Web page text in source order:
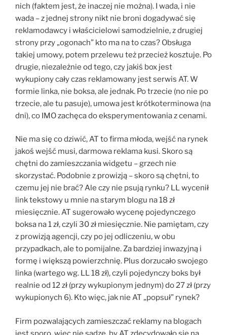
nich (faktem jest, że inaczej nie można). I wada, i nie
wada – z jednej strony nikt nie broni dogadywać się
reklamodawcy i właścicielowi samodzielnie, z drugiej
strony przy „ogonach” kto ma na to czas? Obsługa
takiej umowy, potem przelewu też przecież kosztuje. Po
drugie, niezależnie od tego, czy jakiś box jest
wykupiony cały czas reklamowany jest serwis AT. W
formie linka, nie boksa, ale jednak. Po trzecie (no nie po
trzecie, ale tu pasuje), umowa jest krótkoterminowa (na
dni), co IMO zachęca do eksperymentowania z cenami.
Nie ma się co dziwić, AT to firma młoda, wejść na rynek
jakoś wejść musi, darmowa reklama kusi. Skoro są
chętni do zamieszczania widgetu – grzech nie
skorzystać. Podobnie z prowizją – skoro są chętni, to
czemu jej nie brać? Ale czy nie psują rynku? LL wycenił
link tekstowy u mnie na starym blogu na 18 zł
miesięcznie. AT sugerowało wycenę pojedynczego
boksa na 1 zł, czyli 30 zł miesięcznie. Nie pamiętam, czy
z prowizją agencji, czy po jej odliczeniu, w obu
przypadkach, ale to pomijalne. Za bardziej inwazyjną i
formę i większą powierzchnię. Plus dorzucało swojego
linka (wartego wg. LL 18 zł), czyli pojedynczy boks był
realnie od 12 zł (przy wykupionym jednym) do 27 zł (przy
wykupionych 6). Kto więc, jak nie AT „popsuł” rynek?
Firm pozwalających zamieszczać reklamy na blogach